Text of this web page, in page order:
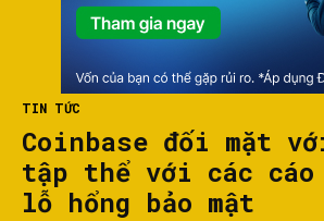
TIN TỨC
Coinbase đối mặt
tập thể với các cáo
lỗ hổng bảo mật